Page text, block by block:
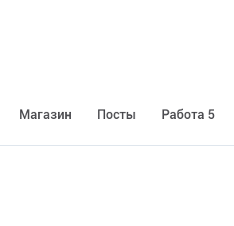
Maгазин Посты Работа 5